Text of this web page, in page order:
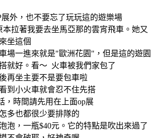
外，也不要忘了玩玩這的遊樂場
本拉著我要去坐馬亞那的雲宵飛車。她又
坐這個
場一進來就是"歐洲花園"，但是這的遊園
就好。看～ 火車被我們家包了
再坐主要不是要包車啦
到小火車就會忍不住先搭
時間請先用在上面op展
多也都很少要排隊的
泡，一瓶$40元。它的特點是吹出來過了